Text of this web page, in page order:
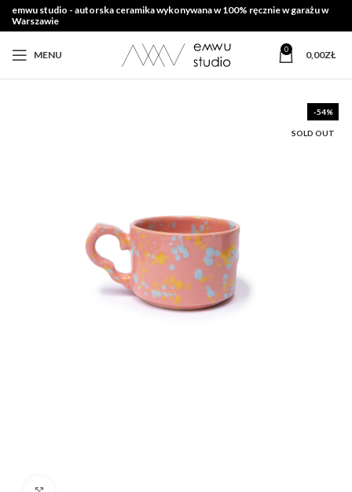
emwu studio - autorska ceramika wykonywana w 100% ręcznie w garażu w
Warszawie
MENU 0 0,00ZŁ
-54%
SOLD OUT